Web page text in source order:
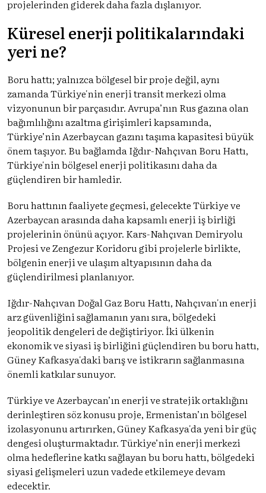
projelerinden giderek daha fazla dışlanıyor.
Küresel enerji politikalarındaki
yeri ne?
Boru hattı; yalnızca bölgesel bir proje değil, aynı
zamanda Türkiye'nin enerji transit merkezi olma
vizyonunun bir parçasıdır. Avrupa’nın Rus gazına olan
bağımlılığını azaltma girişimleri kapsamında,
Türkiye’nin Azerbaycan gazını taşıma kapasitesi büyük
önem taşıyor. Bu bağlamda Iğdır-Nahçıvan Boru Hattı,
Türkiye'nin bölgesel enerji politikasını daha da
güçlendiren bir hamledir.
Boru hattının faaliyete geçmesi, gelecekte Türkiye ve
Azerbaycan arasında daha kapsamlı enerji iş birliği
projelerinin önünü açıyor. Kars-Nahçıvan Demiryolu
Projesi ve Zengezur Koridoru gibi projelerle birlikte,
bölgenin enerji ve ulaşım altyapısının daha da
güçlendirilmesi planlanıyor.
Iğdır-Nahçıvan Doğal Gaz Boru Hattı, Nahçıvan'ın enerji
arz güvenliğini sağlamanın yanı sıra, bölgedeki
jeopolitik dengeleri de değiştiriyor. İki ülkenin
ekonomik ve siyasi iş birliğini güçlendiren bu boru hattı,
Güney Kafkasya'daki barış ve istikrarın sağlanmasına
önemli katkılar sunuyor.
Türkiye ve Azerbaycan’ın enerji ve stratejik ortaklığını
derinleştiren söz konusu proje, Ermenistan’ın bölgesel
izolasyonunu artırırken, Güney Kafkasya'da yeni bir güç
dengesi oluşturmaktadır. Türkiye’nin enerji merkezi
olma hedeflerine katkı sağlayan bu boru hattı, bölgedeki
siyasi gelişmeleri uzun vadede etkilemeye devam
edecektir.